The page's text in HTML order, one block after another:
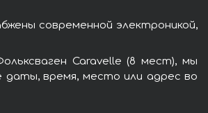
современной электроникой,
Caravelle (8 мест), мы
даты, время, место или адрес во